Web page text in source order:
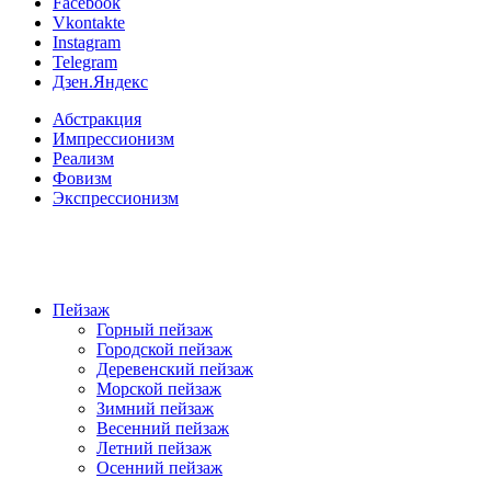
Vkontakte
Instagram
Telegram
Дзен.Яндекс
Абстракция
Импрессионизм
Реализм
Фовизм
Экспрессионизм
Пейзаж
Горный пейзаж
Городской пейзаж
Деревенский пейзаж
Морской пейзаж
Зимний пейзаж
Весенний пейзаж
Летний пейзаж
Осенний пейзаж